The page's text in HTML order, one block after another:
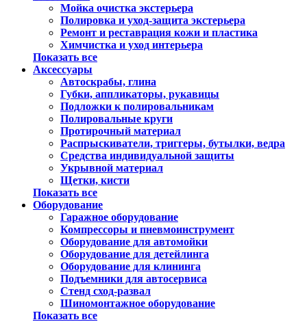
Мойка очистка экстерьера
Полировка и уход-защита экстерьера
Ремонт и реставрация кожи и пластика
Химчистка и уход интерьера
Показать все
Аксессуары
Автоскрабы, глина
Губки, аппликаторы, рукавицы
Подложки к полировальникам
Полировальные круги
Протирочный материал
Распрыскиватели, триггеры, бутылки, ведра
Средства индивидуальной защиты
Укрывной материал
Щетки, кисти
Показать все
Оборудование
Гаражное оборудование
Компрессоры и пневмоинструмент
Оборудование для автомойки
Оборудование для детейлинга
Оборудование для клининга
Подъемники для автосервиса
Стенд сход-развал
Шиномонтажное оборудование
Показать все